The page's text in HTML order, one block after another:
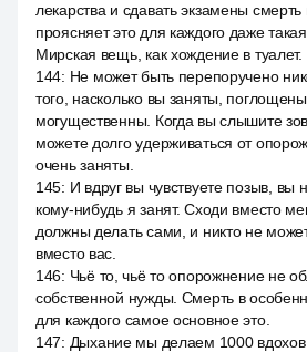
лекарства и сдавать экзамены
проясняет это для каждого даже
Мирская вещь, как хождение в туалет.
144: Не может быть перепоручено
того, насколько вы заняты,
могущественны. Когда вы слышите
можете долго удерживаться от
очень заняты.
145: И вдруг вы чувствуете позыв, вы
кому-нибудь я занят. Сходи вместо
должны делать сами, и никто не
вместо вас.
146: Чьё то, чьё то опорожнение не
собственной нужды. Смерть в
для каждого самое основное это.
147: Дыхание мы делаем 1000